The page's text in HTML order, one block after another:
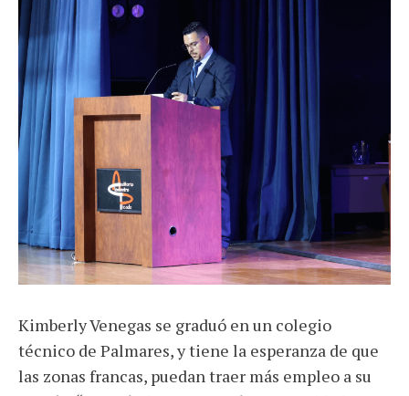
Kimberly Venegas se graduó en un colegio
técnico de Palmares, y tiene la esperanza de que
las zonas francas, puedan traer más empleo a su